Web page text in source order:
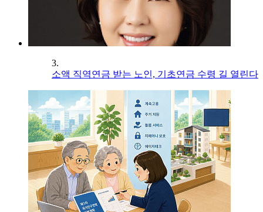
3.
소액 직역연금 받는 노인, 기초연금 수령 길 열린다